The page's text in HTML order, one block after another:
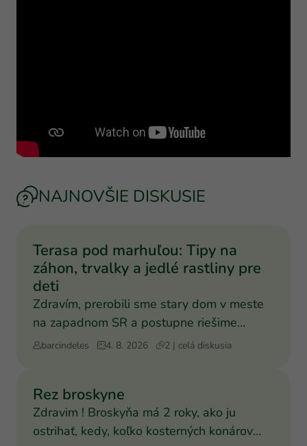
NAJNOVŠIE DISKUSIE
Terasa pod marhuľou: Tipy na
záhon, trvalky a jedlé rastliny pre
deti
Zdravím, prerobili sme stary dom v meste
na zapadnom SR a postupne riešime
záhradu pre deti a nas. Kedze mame teren
stromy, a napriklad pod cca 20-30rocnou
marhulou by sme si chceli spravit terasu zo
strany od domu a z opacnej strany spravit
barcindeles 4. 8. 2026 2 | celá diskusia
Rez broskyne
Zdravim ! Broskyňa má 2 roky, ako ju
ostrihať, kedy, koľko kosterných konárov